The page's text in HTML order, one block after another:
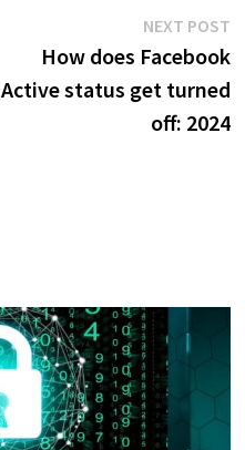
NEXT POST
How does Facebook
Active status get turned
off: 2024